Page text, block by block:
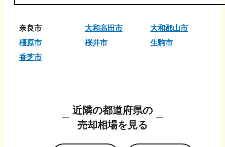
奈良市 大和高田市
大和郡山市
橿原市
桜井市
生駒市
香芝市
近隣の都道府県の
売却相場を見る